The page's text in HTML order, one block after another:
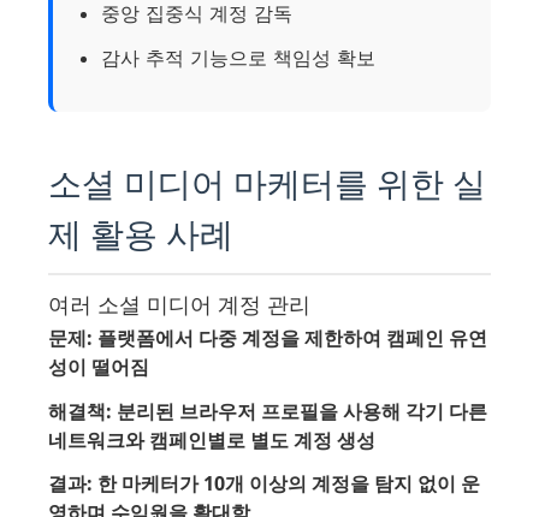
중앙 집중식 계정 감독
감사 추적 기능으로 책임성 확보
소셜 미디어 마케터를 위한 실
제 활용 사례
여러 소셜 미디어 계정 관리
문제: 플랫폼에서 다중 계정을 제한하여 캠페인 유연
성이 떨어짐
해결책: 분리된 브라우저 프로필을 사용해 각기 다른
네트워크와 캠페인별로 별도 계정 생성
결과: 한 마케터가 10개 이상의 계정을 탐지 없이 운